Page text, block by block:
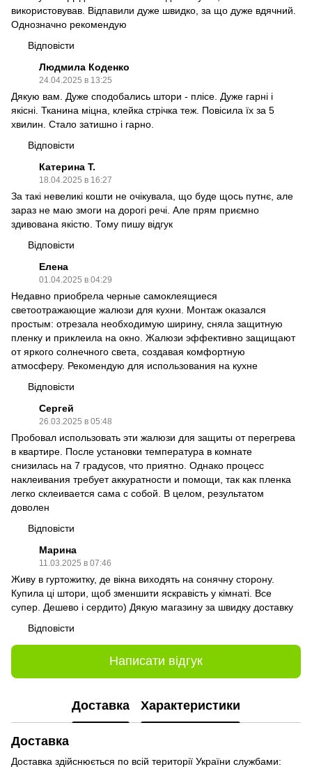
використовував. Відпавили дуже швидко, за що дуже вдячний.
Однозначно рекомендую
Відповісти
Людмила Коденко
24.04.2025 в 13:25
Дякую вам. Дуже сподобались штори - плісе. Дуже гарні і
якісні. Тканина міцна, клейка стрічка теж. Повісила їх за 5
хвилин. Стало затишно і гарно.
Відповісти
Катерина Т.
18.04.2025 в 16:27
За такі невеликі кошти не очікувала, що буде щось путнє, але
зараз не маю змоги на дорогі речі. Але прям приємно
здивована якістю. Тому пишу відгук
Відповісти
Елена
01.04.2025 в 04:29
Недавно приобрела черные самоклеящиеся
светоотражающие жалюзи для кухни. Монтаж оказался
простым: отрезала необходимую ширину, сняла защитную
пленку и приклеила на окно. Жалюзи эффективно защищают
от яркого солнечного света, создавая комфортную
атмосферу. Рекомендую для использования на кухне
Відповісти
Сергей
26.03.2025 в 05:48
Пробовал использовать эти жалюзи для защиты от перегрева
в квартире. После установки температура в комнате
снизилась на 7 градусов, что приятно. Однако процесс
наклеивания требует аккуратности и помощи, так как пленка
легко склеивается сама с собой. В целом, результатом
доволен
Відповісти
Марина
11.03.2025 в 07:46
Живу в гуртожитку, де вікна виходять на сонячну сторону.
Купила ці штори, щоб зменшити яскравість у кімнаті. Все
супер. Дешево і сердито) Дякую магазину за швидку доставку
Відповісти
Написати відгук
Доставка Характеристики
Доставка
Доставка здійснюється по всій території України службами: